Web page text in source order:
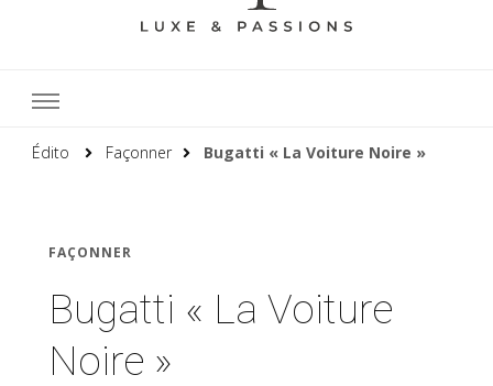
Édito Façonner Bugatti « La Voiture Noire »
FAÇONNER
Bugatti « La Voiture
Noire »